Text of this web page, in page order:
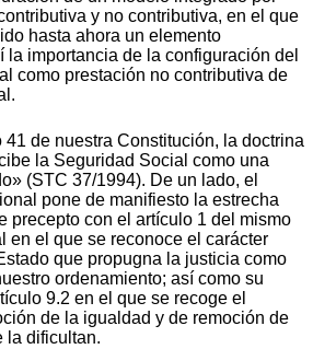
y no contributiva, en el que
hasta ahora un elemento
la importancia de la configuración del
como prestación no contributiva de
41 de nuestra Constitución, la doctrina
la Seguridad Social como una
(STC 37/1994). De un lado, el
pone de manifiesto la estrecha
precepto con el artículo 1 del mismo
en el que se reconoce el carácter
que propugna la justicia como
ordenamiento; así como su
9.2 en el que se recoge el
de la igualdad y de remoción de
la dificultan.